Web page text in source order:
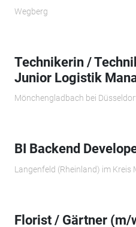
Wegberg
Technikerin /
Junior Logistik
Mönchengladbach bei
BI Backend
Langenfeld (Rheinland) im Kreis
Florist / Gärtner (m/